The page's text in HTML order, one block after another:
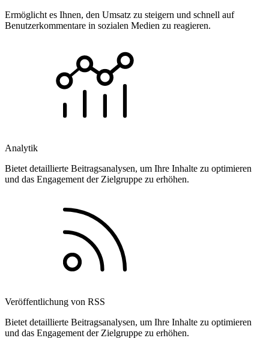
Ermöglicht es Ihnen, den Umsatz zu steigern und schnell auf
Benutzerkommentare in sozialen Medien zu reagieren.
Analytik
Bietet detaillierte Beitragsanalysen, um Ihre Inhalte zu optimieren
und das Engagement der Zielgruppe zu erhöhen.
Veröffentlichung von RSS
Bietet detaillierte Beitragsanalysen, um Ihre Inhalte zu optimieren
und das Engagement der Zielgruppe zu erhöhen.